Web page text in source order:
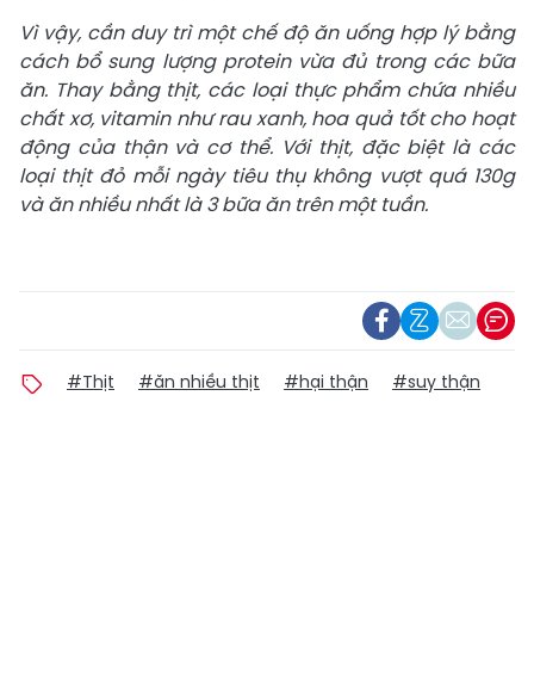
Vì vậy, cần duy trì một chế độ ăn uống hợp lý bằng
cách bổ sung lượng protein vừa đủ trong các bữa
ăn. Thay bằng thịt, các loại thực phẩm chứa nhiều
chất xơ, vitamin như rau xanh, hoa quả tốt cho hoạt
động của thận và cơ thể. Với thịt, đặc biệt là các
loại thịt đỏ mỗi ngày tiêu thụ không vượt quá 130g
và ăn nhiều nhất là 3 bữa ăn trên một tuần.
#Thịt #ăn nhiều thịt #hại thận #suy thận